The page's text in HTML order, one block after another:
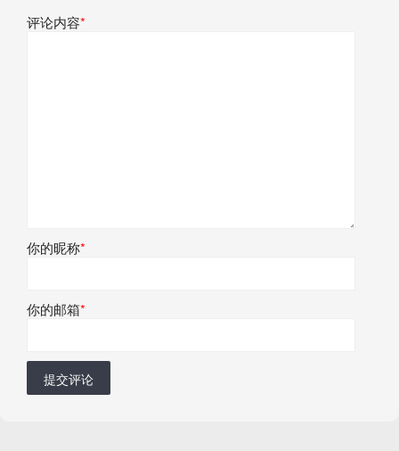
评论内容*
你的昵称*
你的邮箱*
提交评论